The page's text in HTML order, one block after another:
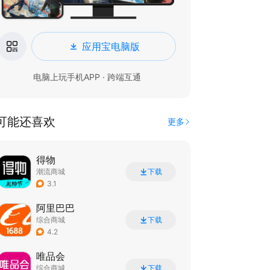
应用宝电脑版
电脑上玩手机APP · 跨端互通
能还喜欢 更多
得物
潮流商城
3.1
下载
阿里巴巴
综合商城
4.2
下载
唯品会
综合商城 下载